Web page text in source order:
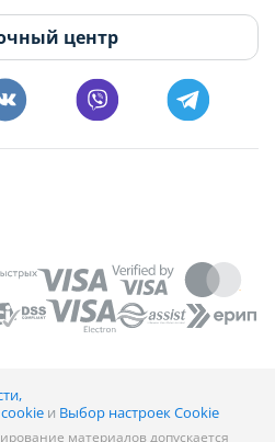
дни с 8:00 до 20:00.
центр
и Выбор настроек Cookie
материалов допускается